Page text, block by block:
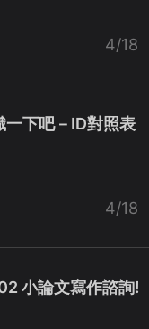
4/18
一下吧－ID對照表
4/18
小論文寫作諮詢!